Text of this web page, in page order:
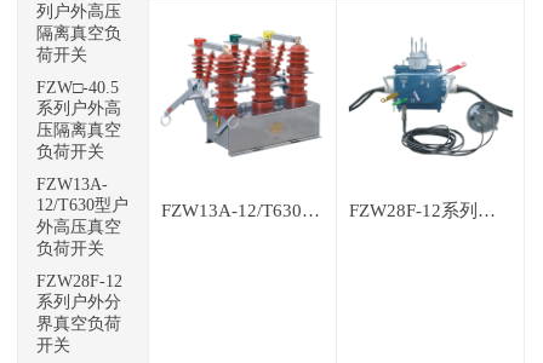
列户外高压
隔离真空负
荷开关
FZW□-40.5
系列户外高
压隔离真空
负荷开关
FZW13A-
12/T630型户
外高压真空
负荷开关
FZW28F-12
系列户外分
界真空负荷
开关
FZW13A-12/T630型户外高压真空负荷开关 FZW28F-12系列户外分界真空负荷开关